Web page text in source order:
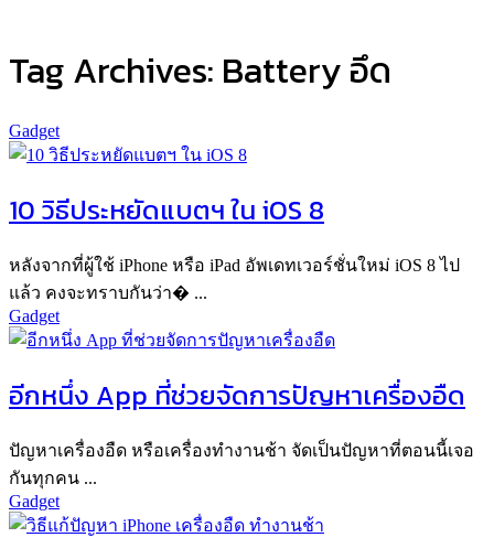
Tag Archives: Battery อึด
Gadget
10 วิธีประหยัดแบตฯ ใน iOS 8
หลังจากที่ผู้ใช้ iPhone หรือ iPad อัพเดทเวอร์ชั่นใหม่ iOS 8 ไป
แล้ว คงจะทราบกันว่า� ...
Gadget
อีกหนึ่ง App ที่ช่วยจัดการปัญหาเครื่องอืด
ปัญหาเครื่องอืด หรือเครื่องทำงานช้า จัดเป็นปัญหาที่ตอนนี้เจอ
กันทุกคน ...
Gadget